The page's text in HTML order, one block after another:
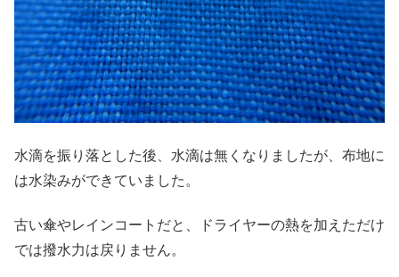
水滴を振り落とした後、水滴は無くなりましたが、布地に
は水染みができていました。
古い傘やレインコートだと、ドライヤーの熱を加えただけ
では撥水力は戻りません。